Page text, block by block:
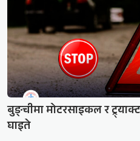
बुङ्चीमा मोटरसाइकल र
घाइते